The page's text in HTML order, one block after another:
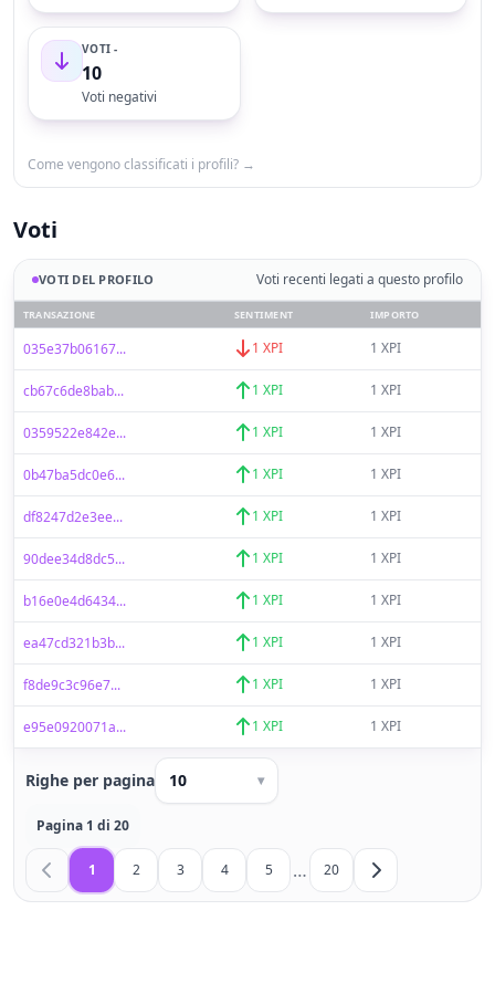
VOTI -
10
Voti negativi
Come vengono classificati i profili? →
Voti
VOTI DEL PROFILO Voti recenti legati a questo profilo
TRANSAZIONE SENTIMENT IMPORTO
035e37b06167... 1 XPI 1 XPI
cb67c6de8bab... 1 XPI 1 XPI
0359522e842e... 1 XPI 1 XPI
0b47ba5dc0e6... 1 XPI 1 XPI
df8247d2e3ee... 1 XPI 1 XPI
90dee34d8dc5... 1 XPI 1 XPI
b16e0e4d6434... 1 XPI 1 XPI
ea47cd321b3b... 1 XPI 1 XPI
f8de9c3c96e7... 1 XPI 1 XPI
e95e0920071a... 1 XPI 1 XPI
Righe per pagina 10 ▾
Pagina 1 di 20
1 2 3 4 5 … 20